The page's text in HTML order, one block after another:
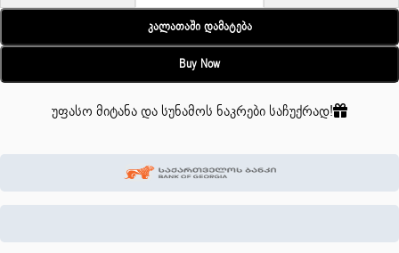
Კალათაში Დამატება
Buy Now
უფასო მიტანა და სუნამოს ნაკრები საჩუქრად!